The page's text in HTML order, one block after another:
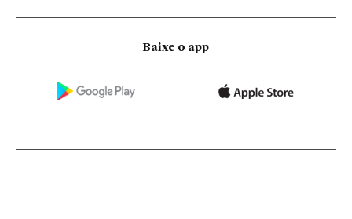
Baixe o app